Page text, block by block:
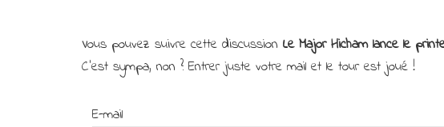
Vous pouvez suivre cette discussion Le Major Hicham lance le
C’est sympa, non ? Entrer juste votre mail et le tour est joué !
E-mail